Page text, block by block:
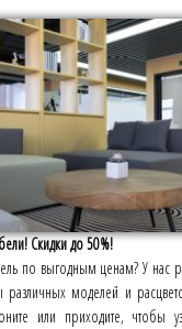
Скидки до 50%!
по выгодным ценам? У нас
моделей и
или приходите, чтобы